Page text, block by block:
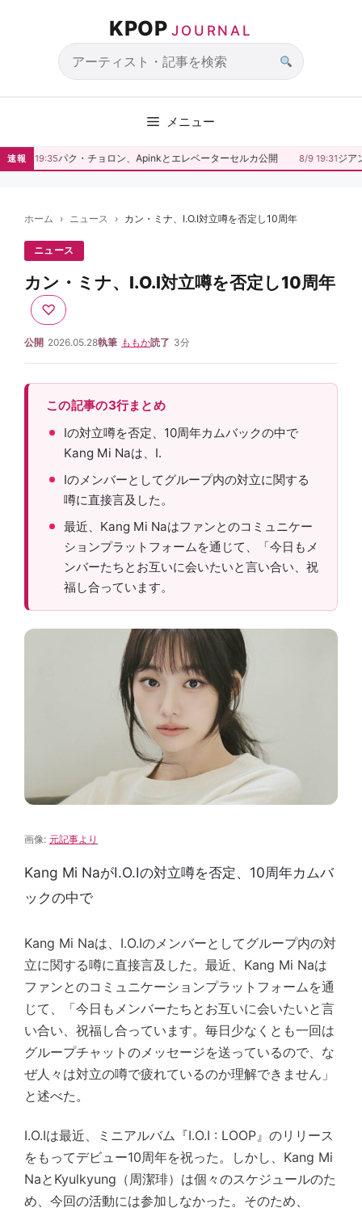
キ
ッ
KPOP JOURNAL
サ
検
索
メニュー
速報
8/9 19:35パク・チョロン、Apinkとエレベーターセルカ公開 8/9 19:31ジア
ホーム ニュース カン・ミナ、I.O.I対立噂を否定し10周年
ニュース
カン・ミナ、I.O.I対立噂を否定し10周年
♡
公開 2026.05.28執筆 ももか読了 3分
この記事の3行まとめ
Iの対立噂を否定、10周年カムバックの中で
Kang Mi Naは、I.
Iのメンバーとしてグループ内の対立に関する
噂に直接言及した。
最近、Kang Mi Naはファンとのコミュニケー
ションプラットフォームを通じて、「今日もメ
ンバーたちとお互いに会いたいと言い合い、祝
福し合っています。
画像: 元記事より
Kang Mi NaがI.O.Iの対立噂を否定、10周年カムバ
ックの中で
Kang Mi Naは、I.O.Iのメンバーとしてグループ内の対
立に関する噂に直接言及した。最近、Kang Mi Naは
ファンとのコミュニケーションプラットフォームを通
じて、「今日もメンバーたちとお互いに会いたいと言
い合い、祝福し合っています。毎日少なくとも一回は
グループチャットのメッセージを送っているので、な
ぜ人々は対立の噂で疲れているのか理解できません」
と述べた。
I.O.Iは最近、ミニアルバム『I.O.I : LOOP』のリリース
をもってデビュー10周年を祝った。しかし、Kang Mi
NaとKyulkyung（周潔琲）は個々のスケジュールのた
め、今回の活動には参加しなかった。そのため、